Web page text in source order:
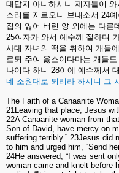
대답지 아니하시니 제자들이 와
소리를 지르오니 보내소서 24예
집의 잃어 버린 양 외에는 다른
25여자가 와서 예수께 절하며
사대 자녀의 떡을 취하여 개들
로되 주여 옳소이다마는 개들도
나이다 하니 28이에 예수께서
네 소원대로 되리라 하시니 그
The Faith of a Canaanite
21Leaving that place, Jesus
22A Canaanite woman from
Son of David, have mercy on
suffering terribly.” 23Jesus did
to him and urged him, “Send
24He answered, “I was sent
woman came and knelt before